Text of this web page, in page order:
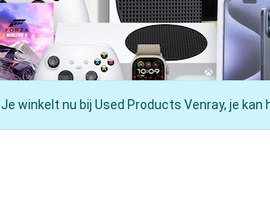
Je winkelt nu bij Used Products Venray, je